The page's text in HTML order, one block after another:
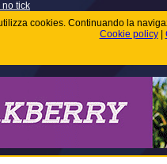
tick
cookies. Continuando la
Cookie policy|